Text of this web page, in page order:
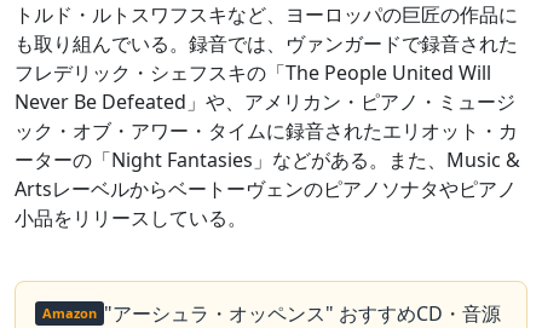
トルド・ルトスワフスキなど、ヨーロッパの巨匠の作品に
も取り組んでいる。録音では、ヴァンガードで録音された
フレデリック・シェフスキの「The People United Will
Never Be Defeated」や、アメリカン・ピアノ・ミュージ
ック・オブ・アワー・タイムに録音されたエリオット・カ
ーターの「Night Fantasies」などがある。また、Music &
Artsレーベルからベートーヴェンのピアノソナタやピアノ
小品をリリースしている。
Amazon "アーシュラ・オッペンス" おすすめCD・音源